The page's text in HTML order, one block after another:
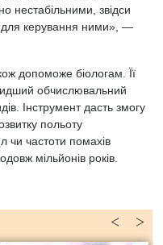
нестабільними, звідси
для керування ними», —
допоможе біологам. Її
обчислювальний
Інструмент дасть змогу
польоту
чи частоти помахів
мільйонів років.
>
<